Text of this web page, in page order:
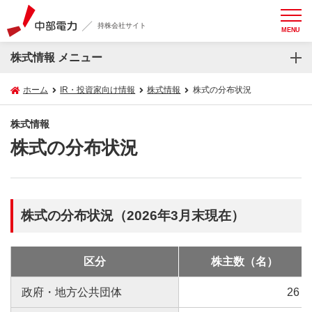
持株会社サイト MENU
株式情報 メニュー
ホーム IR・投資家向け情報 株式情報 株式の分布状況
株式情報
株式の分布状況
株式の分布状況（2026年3月末現在）
区分 株主数（名）
政府・地方公共団体 26